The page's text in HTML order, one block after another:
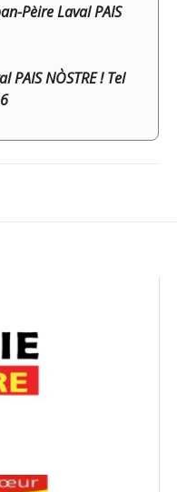
Laval PAIS
PAIS NÒSTRE ! Tel